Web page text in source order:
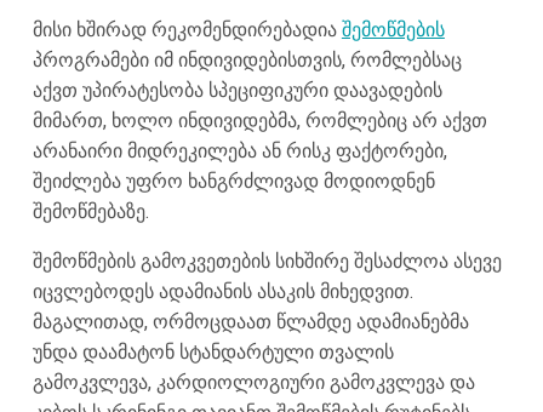
მისი ხშირად რეკომენდირებადია შემოწმების
პროგრამები იმ ინდივიდებისთვის, რომლებსაც
აქვთ უპირატესობა სპეციფიკური დაავადების
მიმართ, ხოლო ინდივიდებმა, რომლებიც არ აქვთ
არანაირი მიდრეკილება ან რისკ ფაქტორები,
შეიძლება უფრო ხანგრძლივად მოდიოდნენ
შემოწმებაზე.
შემოწმების გამოკვეთების სიხშირე შესაძლოა ასევე
იცვლებოდეს ადამიანის ასაკის მიხედვით.
მაგალითად, ორმოცდაათ წლამდე ადამიანებმა
უნდა დაამატონ სტანდარტული თვალის
გამოკვლევა, კარდიოლოგიური გამოკვლევა და